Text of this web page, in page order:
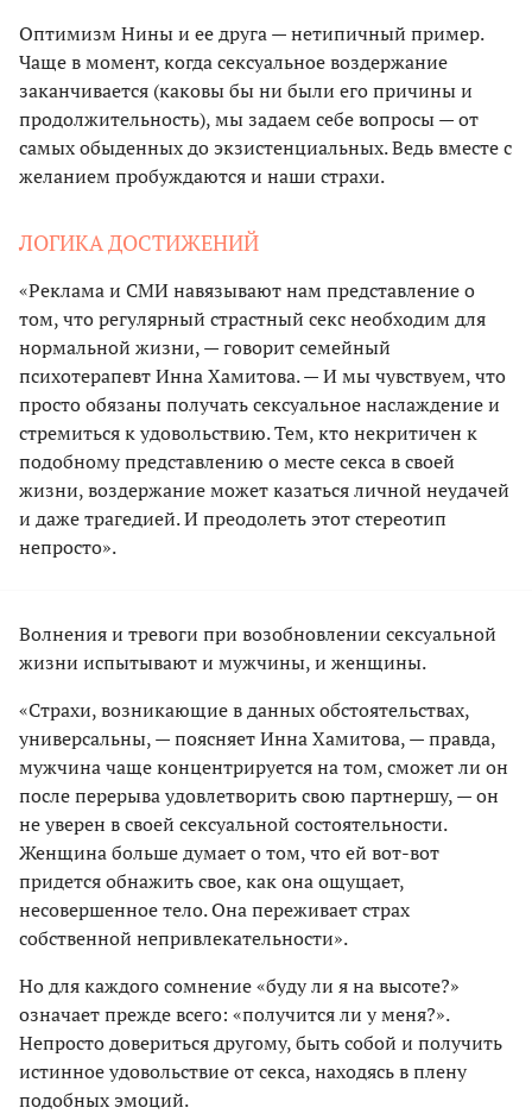
Оптимизм Нины и ее друга — нетипичный пример.
Чаще в момент, когда сексуальное воздержание
заканчивается (каковы бы ни были его причины и
продолжительность), мы задаем себе вопросы — от
самых обыденных до экзистенциальных. Ведь вместе с
желанием пробуждаются и наши страхи.
ЛОГИКА ДОСТИЖЕНИЙ
«Реклама и СМИ навязывают нам представление о
том, что регулярный страстный секс необходим для
нормальной жизни, — говорит семейный
психотерапевт Инна Хамитова. — И мы чувствуем, что
просто обязаны получать сексуальное наслаждение и
стремиться к удовольствию. Тем, кто некритичен к
подобному представлению о месте секса в своей
жизни, воздержание может казаться личной неудачей
и даже трагедией. И преодолеть этот стереотип
непросто».
Волнения и тревоги при возобновлении сексуальной
жизни испытывают и мужчины, и женщины.
«Страхи, возникающие в данных обстоятельствах,
универсальны, — поясняет Инна Хамитова, — правда,
мужчина чаще концентрируется на том, сможет ли он
после перерыва удовлетворить свою партнершу, — он
не уверен в своей сексуальной состоятельности.
Женщина больше думает о том, что ей вот-вот
придется обнажить свое, как она ощущает,
несовершенное тело. Она переживает страх
собственной непривлекательности».
Но для каждого сомнение «буду ли я на высоте?»
означает прежде всего: «получится ли у меня?».
Непросто довериться другому, быть собой и получить
истинное удовольствие от секса, находясь в плену
подобных эмоций.